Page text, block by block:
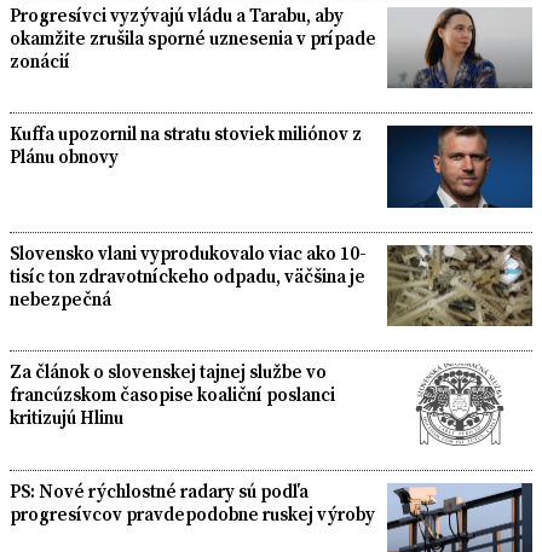
Progresívci vyzývajú vládu a Tarabu, aby
okamžite zrušila sporné uznesenia v prípade
zonácií
Kuffa upozornil na stratu stoviek miliónov z
Plánu obnovy
Slovensko vlani vyprodukovalo viac ako 10-
tisíc ton zdravotníckeho odpadu, väčšina je
nebezpečná
Za článok o slovenskej tajnej službe vo
francúzskom časopise koaliční poslanci
kritizujú Hlinu
PS: Nové rýchlostné radary sú podľa
progresívcov pravdepodobne ruskej výroby